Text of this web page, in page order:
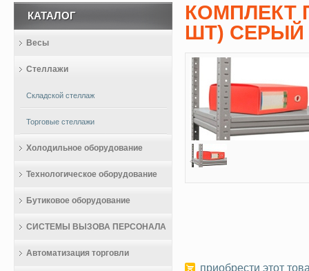
КОМПЛЕКТ
ШТ) СЕРЫЙ
приобрести этот
КАТАЛОГ
Весы
Стеллажи
Складской стеллаж
Торговые стеллажи
Холодильное оборудование
Технологическое оборудование
Бутиковое оборудование
СИСТЕМЫ ВЫЗОВА ПЕРСОНАЛА
Автоматизация торговли